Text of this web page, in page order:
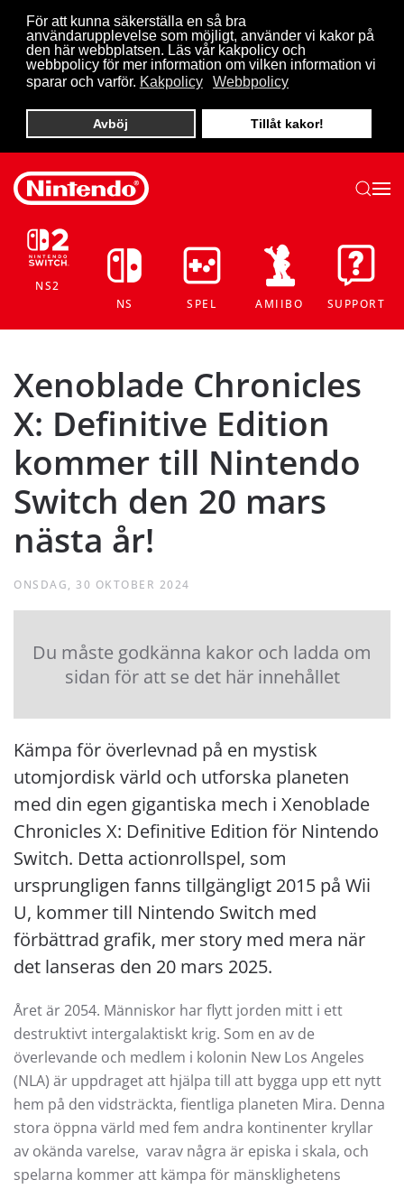
För att kunna säkerställa en så bra
användarupplevelse som möjligt, använder vi kakor på
den här webbplatsen. Läs vår kakpolicy och
webbpolicy för mer information om vilken information vi
sparar och varför. Kakpolicy Webbpolicy
Avböj Tillåt kakor!
Skip to main content
NS2
NS
SPEL AMIIBO SUPPORT
Xenoblade Chronicles
X: Definitive Edition
kommer till Nintendo
Switch den 20 mars
nästa år!
ONSDAG, 30 OKTOBER 2024
Du måste godkänna kakor och ladda om
sidan för att se det här innehållet
Kämpa för överlevnad på en mystisk
utomjordisk värld och utforska planeten
med din egen gigantiska mech i Xenoblade
Chronicles X: Definitive Edition för Nintendo
Switch. Detta actionrollspel, som
ursprungligen fanns tillgängligt 2015 på Wii
U, kommer till Nintendo Switch med
förbättrad grafik, mer story med mera när
det lanseras den 20 mars 2025.
Året är 2054. Människor har flytt jorden mitt i ett
destruktivt intergalaktiskt krig. Som en av de
överlevande och medlem i kolonin New Los Angeles
(NLA) är uppdraget att hjälpa till att bygga upp ett nytt
hem på den vidsträckta, fientliga planeten Mira. Denna
stora öppna värld med fem andra kontinenter kryllar
av okända varelse, varav några är episka i skala, och
spelarna kommer att kämpa för mänsklighetens